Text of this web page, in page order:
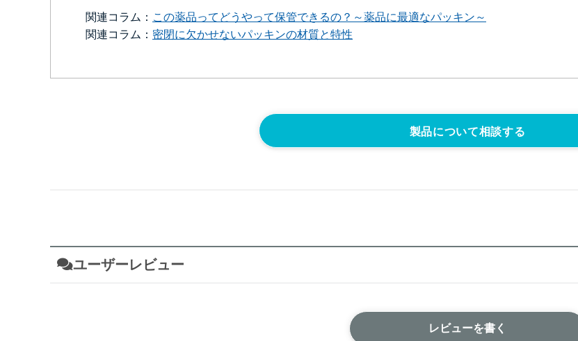
関連コラム： この薬品ってどうやって保管できるの？～薬品に最適なパッキン～
関連コラム： 密閉に欠かせないパッキンの材質と特性
製品について相談する
ユーザーレビュー
レビューを書く